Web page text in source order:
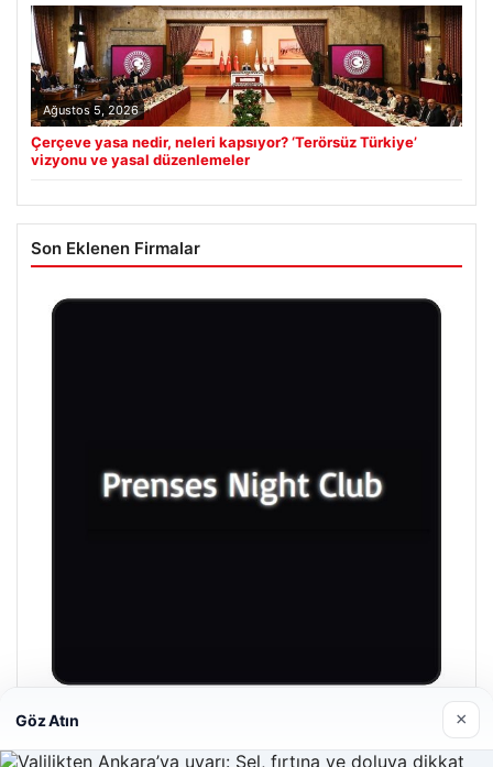
Ağustos 5, 2026
Çerçeve yasa nedir, neleri kapsıyor? ‘Terörsüz Türkiye’
vizyonu ve yasal düzenlemeler
Son Eklenen Firmalar
Prenses Night Club
Nisan 29, 2026
Göz Atın ×